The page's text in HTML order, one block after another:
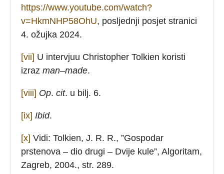
https://www.youtube.com/watch?
v=HkmNHP58OhU, posljednji posjet stranici
4. ožujka 2024.
[vii] U intervjuu Christopher Tolkien koristi
izrazman–made.
[viii] Op.cit. u bilj. 6.
[ix] Ibid.
[x] Vidi: Tolkien, J. R. R., ”Gospodar
prstenova – dio drugi – Dvije kule”, Algoritam,
Zagreb, 2004., str. 289.